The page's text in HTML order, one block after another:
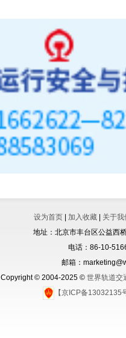
设为首页 加入收藏
关于我
地址：北京市丰台区公益西
电话：86-10-
邮箱：
Copyright © 2004-2025 © 世界轨道交
【京ICP备13032135